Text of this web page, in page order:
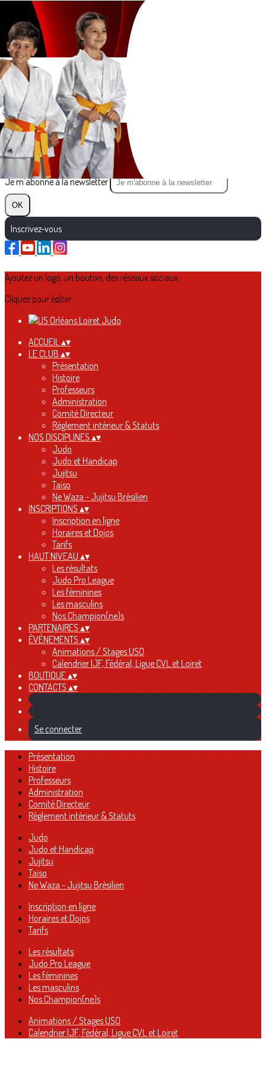
Exporter les lignes sélectionnées
Exporter toutes les colonnes
Exporter uniquement les colonnes affichées
Menu
?>
Images de la page d'accueil
Cliquez pour éditer
Texte, bouton et/ou inscription à la newsletter
Cliquez pour éditer
Je m'abonne à la newsletter
OK
Inscrivez-vous
Ajoutez un logo, un bouton, des réseaux sociaux
Cliquez pour éditer
ACCUEIL▴▾
LE CLUB ▴▾
Présentation
Histoire
Professeurs
Administration
Comité Directeur
Règlement intérieur & Statuts
NOS DISCIPLINES ▴▾
Judo
Judo et Handicap
Jujitsu
Taïso
Ne Waza - Jujitsu Brésilien
INSCRIPTIONS ▴▾
Inscription en ligne
Horaires et Dojos
Tarifs
HAUT NIVEAU ▴▾
Les résultats
Judo Pro League
Les féminines
Les masculins
Nos Champion(ne)s
PARTENAIRES ▴▾
ÉVÉNEMENTS ▴▾
Animations / Stages USO
Calendrier IJF, Fédéral, Ligue CVL et Loiret
BOUTIQUE▴▾
CONTACTS ▴▾
Se connecter
Présentation
Histoire
Professeurs
Administration
Comité Directeur
Règlement intérieur & Statuts
Judo
Judo et Handicap
Jujitsu
Taïso
Ne Waza - Jujitsu Brésilien
Inscription en ligne
Horaires et Dojos
Tarifs
Les résultats
Judo Pro League
Les féminines
Les masculins
Nos Champion(ne)s
Animations / Stages USO
Calendrier IJF, Fédéral, Ligue CVL et Loiret